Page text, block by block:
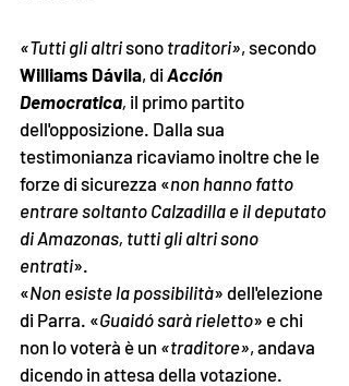
«Tutti gli altri sono traditori», secondo
Williams Dávila, di Acción
Democratica, il primo partito
dell'opposizione. Dalla sua
testimonianza ricaviamo inoltre che le
forze di sicurezza «non hanno fatto
entrare soltanto Calzadilla e il deputato
di Amazonas, tutti gli altri sono
entrati».
«Non esiste la possibilità» dell'elezione
di Parra. «Guaidó sarà rieletto» e chi
non lo voterà è un «traditore», andava
dicendo in attesa della votazione.